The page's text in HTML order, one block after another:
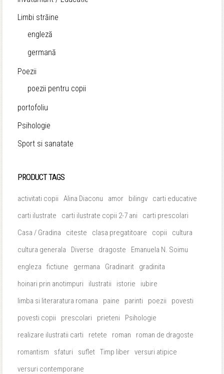
Limbi străine
engleză
germană
Poezii
poezii pentru copii
portofoliu
Psihologie
Sport si sanatate
PRODUCT TAGS
activitati copii Alina Diaconu amor bilingv
carti educative
carti ilustrate
carti ilustrate copii 2-7 ani
carti prescolari
Casa / Gradina
citeste clasa pregatitoare copii
cultura
cultura generala
Diverse dragoste
Emanuela N. Soimu
engleza
fictiune germana Gradinarit
gradinita
hoinari prin anotimpuri
ilustratii istorie
iubire
limba si literaratura romana
paine parinti poezii
povesti
povesti copii
prescolari prieteni
Psihologie
realizare ilustratii carti
retete roman
roman de dragoste
romantism
sfaturi suflet Timp liber versuri atipice
versuri contemporane